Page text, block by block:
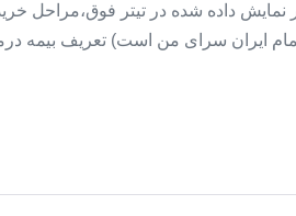
داده شده در تیتر فوق،مراحل خرید
ایران سرای من است) تعریف بیمه